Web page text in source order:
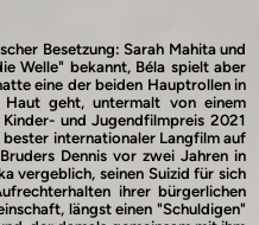
Besetzung: Sarah Mahita und
Welle" bekannt, Béla spielt aber
eine der beiden Hauptrollen in
geht, untermalt von einem
und Jugendfilmpreis 2021
internationaler Langfilm auf
Dennis vor zwei Jahren in
vergeblich, seinen Suizid für sich
ihrer bürgerlichen
längst einen "Schuldigen"